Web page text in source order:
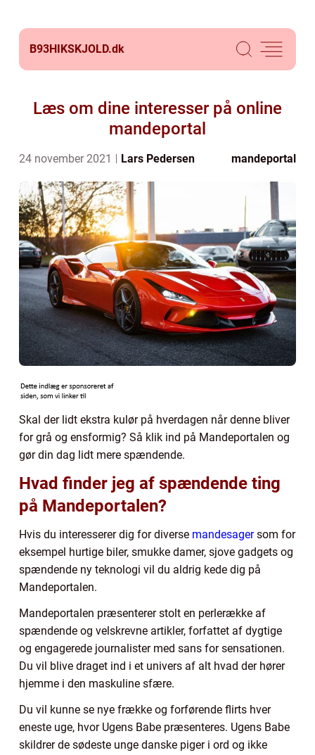
B93HIKSKJOLD.dk
Læs om dine interesser på online
mandeportal
24 november 2021 Lars Pedersen mandeportal
Skal der lidt ekstra kulør på hverdagen når denne bliver
for grå og ensformig? Så klik ind på Mandeportalen og
gør din dag lidt mere spændende.
Hvad finder jeg af spændende ting
på Mandeportalen?
Hvis du interesserer dig for diverse mandesagersom for
eksempel hurtige biler, smukke damer, sjove gadgets og
spændende ny teknologi vil du aldrig kede dig på
Mandeportalen.
Mandeportalen præsenterer stolt en perlerække af
spændende og velskrevne artikler, forfattet af dygtige
og engagerede journalister med sans for sensationen.
Du vil blive draget ind i et univers af alt hvad der hører
hjemme i den maskuline sfære.
Du vil kunne se nye frække og forførende flirts hver
eneste uge, hvor Ugens Babe præsenteres. Ugens Babe
skildrer de sødeste unge danske piger i ord og ikke